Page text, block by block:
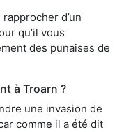
d’un
qu’il vous
des punaises de
à Troarn ?
une invasion de
comme il a été dit